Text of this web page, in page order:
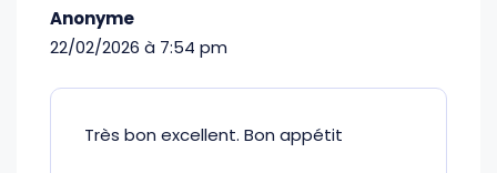
Anonyme
22/02/2026 à 7:54 pm
Très bon excellent. Bon appétit